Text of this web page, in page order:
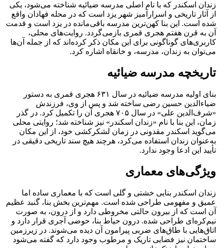
زندان اسکندر که با نام اصلی مدرسه ضیائیه شناخته می‌شود، یکی
از آثار تاریخی و اسرارآمیز شهر یزد است که در محله فهادان واقع
شده است. این بنا کهن‌ترین مدرسه باقی‌مانده در یزد است و قدمت
آن به قرن هفتم هجری قمری بازمی‌گردد. روایت‌های محلی،
کاربری‌های گوناگونی برای این مکان ذکر کرده‌اند که از جمله آن‌ها
می‌توان به زندان، مدرسه، و خانقاه اشاره کرد.
تاریخچه مدرسه ضیائیه
بنای اولیه مدرسه ضیائیه در سال ۶۳۱ هجری قمری به دستور
ضیاءالدین حسین رضی ساخته شد و پس از وی، فرزندش
«شرف‌الدین علی» در سال ۷۰۵ هجری آن را تکمیل کرد. در گذر
زمان، این بنا با نام «زندان اسکندر» نیز شناخته شد؛ روایتی محلی
می‌گوید اسکندر مقدونی در زمان لشکرکشی خود، از این مکان
به‌عنوان زندان استفاده می‌کرد، هرچند هیچ سند تاریخی دقیقی در
تأیید این ادعا وجود ندارد.
ویژگی‌های معماری
زندان اسکندر بنایی خشتی و گلی است که با معماری ساده اما
عمیق و مفهومی طراحی شده است. مهم‌ترین بخش بنا، گنبد عظیم
آن است که از بیرون حالتی مخروطی دارد و از درون، به صورت
نیم‌کره‌ای طراحی شده. درون حیاط بنا، حوضی آجری قرار دارد و
اتاق‌هایی با طاق‌های ضربی پیرامون آن دیده می‌شوند. در زیرزمین
ساختمان نیز فضایی تاریک و مرطوب وجود دارد که گفته می‌شود